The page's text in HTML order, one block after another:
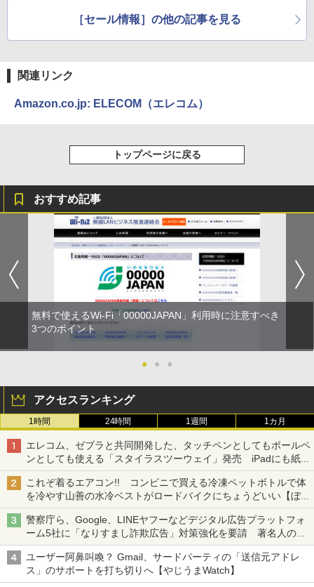
［セール情報］の他の記事を見る
関連リンク
Amazon.co.jp: ELECOM（エレコム）
トップページに戻る
おすすめ記事
無料で使えるWi-Fi「00000JAPAN」利用時に注意すべき
3つのポイント
● ● ●
アクセスランキング
1時間 24時間 1週間 1カ月
エレコム、ゼブラと共同開発した、タッチペンとしてもボールペ
ンとしても使える「スタイラスツーウェイ」発売 iPadにも紙に
も、持ち替えずに書き込める
これぞ着るエアコン!! コンビニで買える冷凍ペットボトルで体
を冷やす山善の水冷ベストがロードバイクにちょうどいい【ぼっ
ち・ざ・ろーど！その14】【空いた時間でなにしてる？】
警察庁ら、Google、LINEヤフーなどデジタル広告プラットフォ
ーム5社に「なりすまし詐欺広告」対策強化を要請 著名人の写
真や映像を使った投資詐欺などへの対策として
ユーザー阿鼻叫喚？ Gmail、サードパーティの「送信元アドレ
ス」のサポートを打ち切りへ【やじうまWatch】